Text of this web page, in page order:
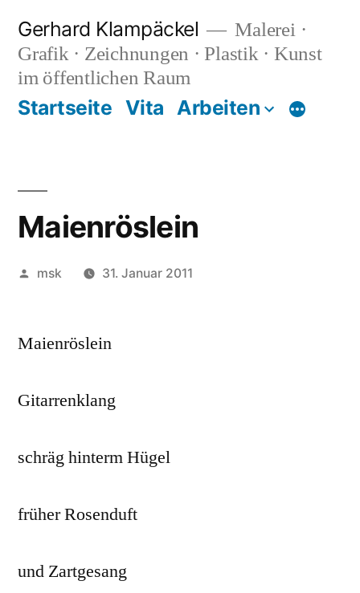
Inhalt
springen
Gerhard Klampäckel
Malerei ·
Grafik · Zeichnungen · Plastik · Kunst
im öffentlichen Raum
Startseite Vita Arbeiten Mehr
Maienröslein
Veröffentlicht
msk 31. Januar 2011
Maienröslein
Gitarrenklang
schräg hinterm Hügel
früher Rosenduft
und Zartgesang